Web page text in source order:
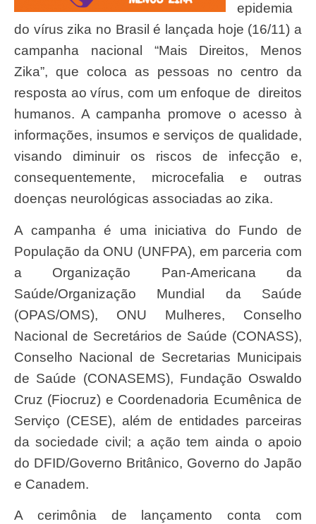
epidemia
do vírus zika no Brasil é lançada hoje (16/11) a
campanha nacional “Mais Direitos, Menos
Zika”, que coloca as pessoas no centro da
resposta ao vírus, com um enfoque de direitos
humanos. A campanha promove o acesso à
informações, insumos e serviços de qualidade,
visando diminuir os riscos de infecção e,
consequentemente, microcefalia e outras
doenças neurológicas associadas ao zika.
A campanha é uma iniciativa do Fundo de
População da ONU (UNFPA), em parceria com
a Organização Pan-Americana da
Saúde/Organização Mundial da Saúde
(OPAS/OMS), ONU Mulheres, Conselho
Nacional de Secretários de Saúde (CONASS),
Conselho Nacional de Secretarias Municipais
de Saúde (CONASEMS), Fundação Oswaldo
Cruz (Fiocruz) e Coordenadoria Ecumênica de
Serviço (CESE), além de entidades parceiras
da sociedade civil; a ação tem ainda o apoio
do DFID/Governo Britânico, Governo do Japão
e Canadem.
A cerimônia de lançamento conta com